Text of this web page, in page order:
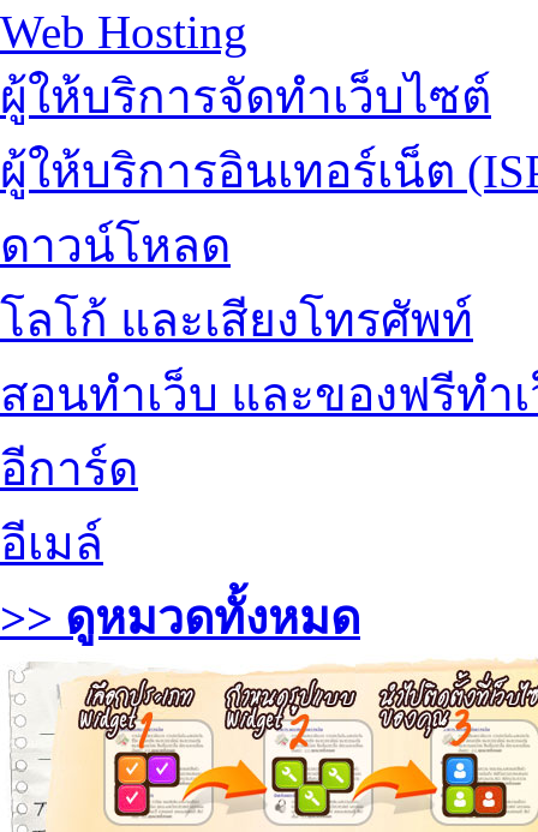
Web Hosting
ผู้ให้บริการจัดทำเว็บไซต์
ผู้ให้บริการอินเทอร์เน็ต
ดาวน์โหลด
โลโก้ และเสียงโทรศัพท์
สอนทำเว็บ และของฟรีทำ
อีการ์ด
อีเมล์
>> ดูหมวดทั้งหมด